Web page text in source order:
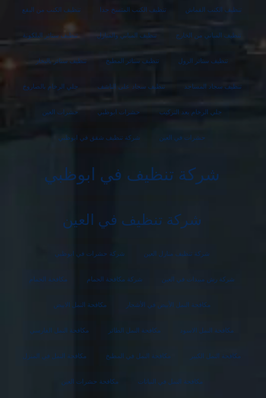
تنظيف الكنب القماش تنظيف الكنب المتسخ جدا تنظيف الكنب من البقع
تنظيف المباني من الخارج تنظيف المباني والمنازل تنظيف ستائر البلكونة
تنظيف ستائر الرول تنظيف ستائر المطبخ تنظيف ستائر بالبخار
تنظيف سجاد المساجد تنظيف سجاد على الناشف جلي الرخام بالصاروخ
جلي الرخام بعد التركيب حشرات ابوظبي حشرات العين
حشرات في العين شركة تنظيف شقق في ابوظبي
شركة تنظيف في ابوظبي
شركة تنظيف في العين
شركة تنظيف منازل العين شركة حشرات في ابوظبي
شركة رش مبيدات في العين شركة مكافحة الحمام مكافحة الحمام
مكافحة النمل الأبيض في الأشجار مكافحة النمل الابيض
مكافحة النمل الاسود مكافحة النمل الطائر مكافحة النمل الفارسي
مكافحة النمل الكبير مكافحة النمل في المطبخ مكافحة النمل في المنزل
مكافحة النمل في النباتات مكافحة حشرات العين